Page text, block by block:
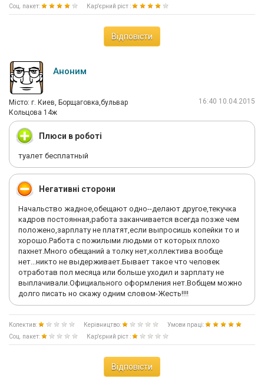
Соц. пакет:
Кар'єрний ріст :
Відповісти
Аноним
Мiсто: г. Киев, Борщаговка,бульвар
Кольцова 14ж
16:40 10.04.2015
Плюси в роботі
туалет бесплатный
Негативні сторони
Начальство жадное,обещают одно--делают другое,текучка
кадров постоянная,работа заканчивается всегда позже чем
положено,зарплату не платят,если выпросишь копейки то и
хорошо.Работа с пожилыми людьми от которых плохо
пахнет.Много обещаний а толку нет,коллектива вообще
нет...никто не выдерживает.Бывает такое что человек
отработав пол месяца или больше уходил и зарплату не
выплачивали.Официального оформления нет.Вобщем можно
долго писать но скажу одним словом-Жесть!!!!
Колектив: Керівництво:
Умови праці:
Соц. пакет:
Кар'єрний ріст :
Відповісти